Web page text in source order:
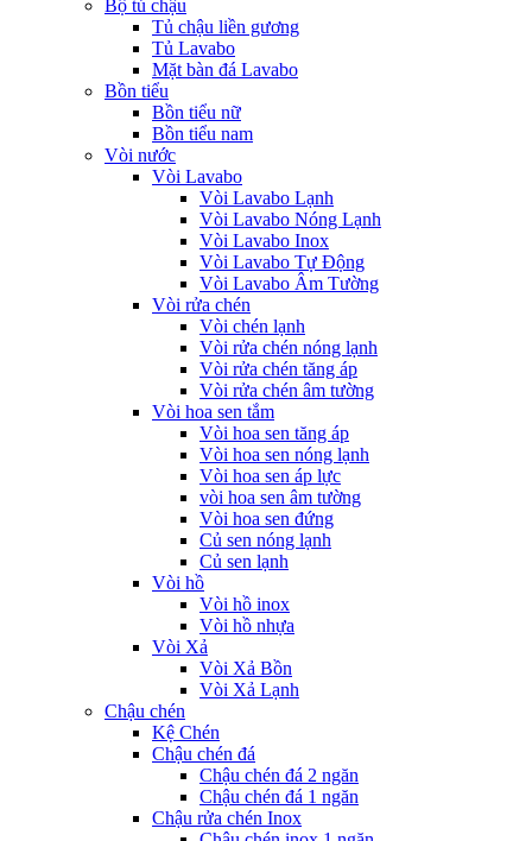
Bộ tủ chậu
Tủ chậu liền gương
Tủ Lavabo
Mặt bàn đá Lavabo
Bồn tiểu
Bồn tiểu nữ
Bồn tiểu nam
Vòi nước
Vòi Lavabo
Vòi Lavabo Lạnh
Vòi Lavabo Nóng Lạnh
Vòi Lavabo Inox
Vòi Lavabo Tự Động
Vòi Lavabo Âm Tường
Vòi rửa chén
Vòi chén lạnh
Vòi rửa chén nóng lạnh
Vòi rửa chén tăng áp
Vòi rửa chén âm tường
Vòi hoa sen tắm
Vòi hoa sen tăng áp
Vòi hoa sen nóng lạnh
Vòi hoa sen áp lực
vòi hoa sen âm tường
Vòi hoa sen đứng
Củ sen nóng lạnh
Củ sen lạnh
Vòi hồ
Vòi hồ inox
Vòi hồ nhựa
Vòi Xả
Vòi Xả Bồn
Vòi Xả Lạnh
Chậu chén
Kệ Chén
Chậu chén đá
Chậu chén đá 2 ngăn
Chậu chén đá 1 ngăn
Chậu rửa chén Inox